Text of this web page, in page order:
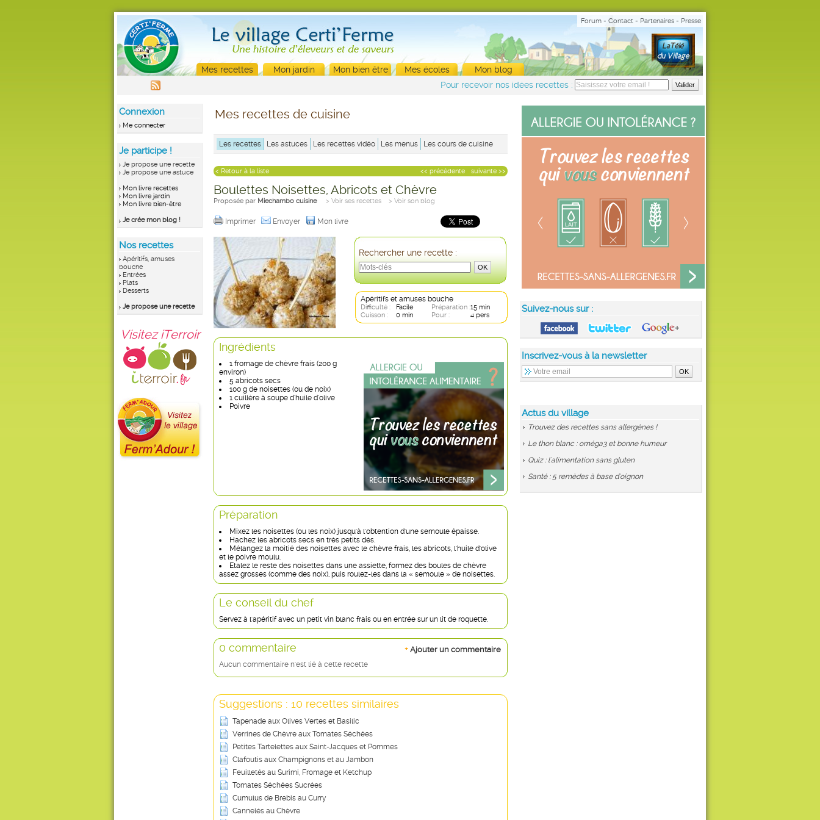
Forum - Contact - Partenaires - Presse
Mes recettes Mon jardin Mon bien être Mes écoles
Mon blog
Pour recevoir nos idées recettes :
Connexion
Me connecter
Je participe !
Je propose une recette
Je propose une astuce
Mon livre recettes
Mon livre jardin
Mon livre bien-être
Je crée mon blog !
Nos recettes
Apéritifs, amuses
bouche
Entrées
Plats
Desserts
Je propose une recette
Visitez iTerroir
Suivez-nous sur :
Inscrivez-vous à la newsletter
Actus du village
Trouvez des recettes sans allergènes !
Le thon blanc : oméga3 et bonne humeur
Quiz : l'alimentation sans gluten
Santé : 5 remèdes à base d'oignon
Mes recettes de cuisine
Les recettes Les astuces Les recettes vidéo Les menus Les cours de cuisine
suivante >>
<< précédente
< Retour à la liste
Boulettes Noisettes, Abricots et Chèvre
Proposée par Miechambo cuisine > Voir ses recettes > Voir son blog
Imprimer Envoyer Mon livre
Rechercher une recette :
Apéritifs et amuses bouche
Difficulté : Facile Préparation :15 min
Cuisson :
0 min Pour : 4 pers
Ingrédients
1 fromage de chèvre frais (200 g
environ)
5 abricots secs
100 g de noisettes (ou de noix)
1 cuillère à soupe d'huile d'olive
Poivre
Préparation
Mixez les noisettes (ou les noix) jusqu'à l'obtention d'une semoule épaisse.
Hachez les abricots secs en très petits dés.
Mélangez la moitié des noisettes avec le chèvre frais, les abricots, l'huile d'olive
et le poivre moulu.
Etalez le reste des noisettes dans une assiette, formez des boules de chèvre
assez grosses (comme des noix), puis roulez-les dans la « semoule » de noisettes.
Le conseil du chef
Servez à l'apéritif avec un petit vin blanc frais ou en entrée sur un lit de roquette.
+ Ajouter un commentaire
0 commentaire
Aucun commentaire n'est lié à cette recette
Suggestions : 10 recettes similaires
Tapenade aux Olives Vertes et Basilic
Verrines de Chèvre aux Tomates Séchées
Petites Tartelettes aux Saint-Jacques et Pommes
Clafoutis aux Champignons et au Jambon
Feuilletés au Surimi, Fromage et Ketchup
Tomates Séchées Sucrées
Cumulus de Brebis au Curry
Cannelés au Chèvre